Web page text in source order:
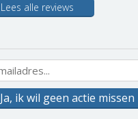
Lees alle reviews
Ja, ik wil geen actie missen